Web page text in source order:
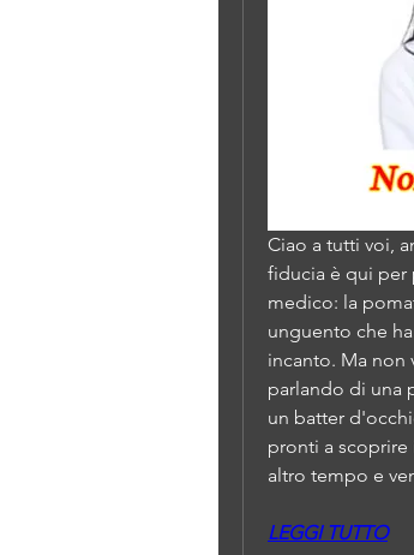
Ciao a tutti voi,
fiducia è qui per
medico: la
unguento che
incanto. Ma non
parlando di una
un batter
pronti a
altro tempo e
LEGGI TUTTO